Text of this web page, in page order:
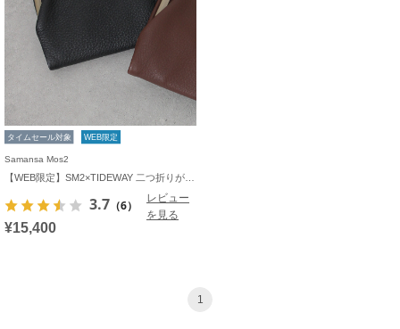
タイムセール対象 WEB限定
Samansa Mos2
3.7 （6）
レビュー
を見る
¥15,400
1